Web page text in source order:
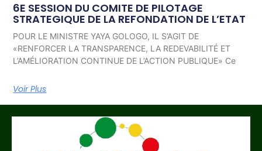
6E SESSION DU COMITE DE PILOTAGE
STRATEGIQUE DE LA REFONDATION DE L’ETAT
POUR LE MINISTRE YAYA GOLOGO, IL S’AGIT DE
«RENFORCER LA TRANSPARENCE, LA REDEVABILITÉ ET
L’AMÉLIORATION CONTINUE DE L’ACTION PUBLIQUE» Ce
Voir Plus